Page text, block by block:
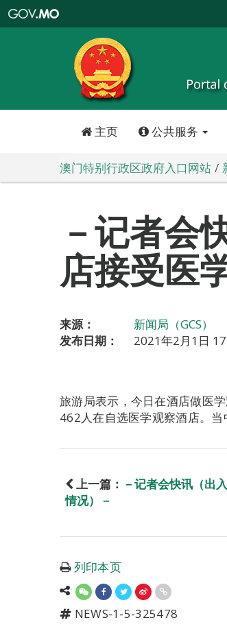
特
政
区
政
口
主页 公共服务
澳门特别行政区政府入口网站
－记者会
店接受医
来源：
新闻局（GCS）
发布日期：
2021年2月1日
旅游局表示，今日在酒店做医
462人在自选医学观察酒店。
上一篇： －记者会快讯（出
情况）－
列印本页
NEWS-1-5-325478